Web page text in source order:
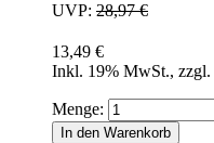
UVP: 28,97 €
13,49 €
Inkl. 19% MwSt., zzgl.
Menge:
In den Warenkorb